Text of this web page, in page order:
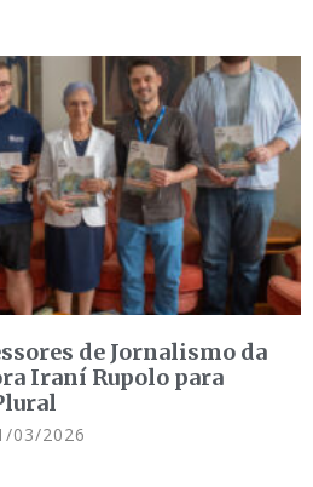
de Jornalismo da
Iraní Rupolo para
03/2026